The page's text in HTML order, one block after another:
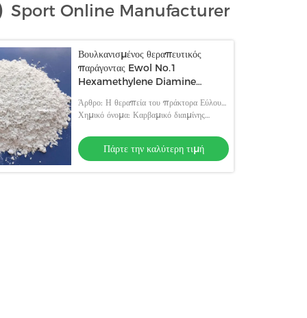
Sport Online Manufacturer
Βουλκανισμένος θεραπευτικός
παράγοντας Ewol No.1
Hexamethylene Diamine
Άρθρο: Η θεραπεία του πράκτορα Εύλου
Νο.1
Χημικό όνομα: Καρβαμικό διαιμίνης
Πάρτε την καλύτερη τιμή